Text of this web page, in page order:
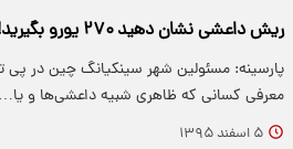
ریش داعشی نشان دهید ۲۷۰ یورو بگیرید!
پارسینه: مسئولین شهر سینکیانگ چین در پی
معرفی کسانی که ظاهری شبیه داعشی‌ها و یا…
۵ اسفند ۱۳۹۵